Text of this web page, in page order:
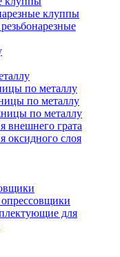
клуппы
по металлу
по металлу
по металлу
внешнего грата
оксидного слоя
для